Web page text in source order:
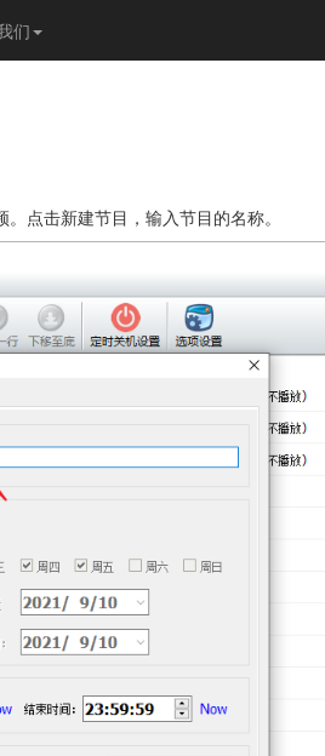
们
点击新建节目，输入节目的名称。